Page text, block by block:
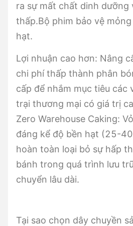
ra sự mất chất dinh dưỡng
thấp.Bộ phim bảo vệ
hạt.
Lợi nhuận cao hơn: Nâng
chi phí thấp thành phân
cấp để nhắm mục tiêu các
trại thương mại có giá trị
Zero Warehouse Caking:
đáng kể độ bền hạt (25-
hoàn toàn loại bỏ sự hấp
bánh trong quá trình lưu
chuyển lâu dài.
Tại sao chọn dây chuyền